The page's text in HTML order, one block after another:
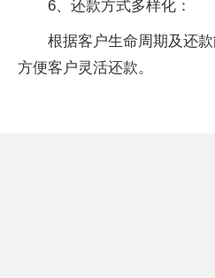
6、还款方式多样化：
根据客户生命周期及还
方便客户灵活还款。